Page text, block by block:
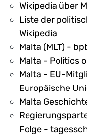
Wikipedia über
Liste der
Wikipedia
Malta (MLT) -
Malta - Politics
Malta - EU-
Europäische
Malta
Folge -